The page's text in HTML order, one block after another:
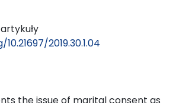
2019.30.1.04